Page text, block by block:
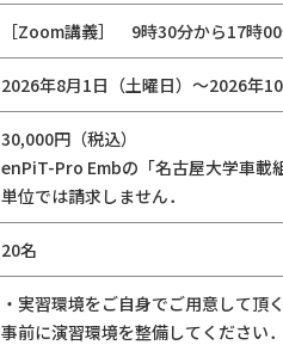
［Zoom講義］ 9時30分から17時
2026年8月1日（土曜日）～2026年
30,000円（税込）
enPiT-Pro Embの「名古屋大学車載
単位では請求しません．
20名
・実習環境をご自身でご用意して頂
事前に演習環境を整備してください